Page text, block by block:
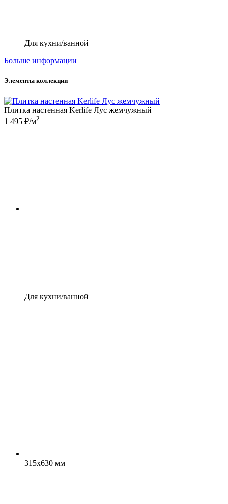
Для кухни/ванной
Больше информации
Элементы коллекции
Плитка настенная Kerlife Лус жемчужный
1 495 ₽/м2
Для кухни/ванной
315x630 мм